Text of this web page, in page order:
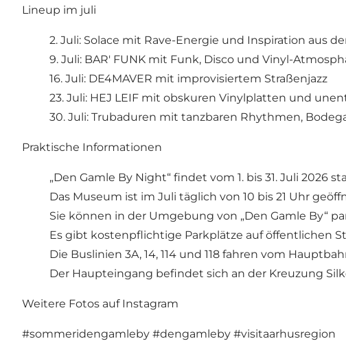
Lineup im juli
2. Juli: Solace mit Rave-Energie und Inspiration aus
9. Juli: BAR' FUNK mit Funk, Disco und Vinyl-
16. Juli: DE4MAVER mit improvisiertem Straßenjazz
23. Juli: HEJ LEIF mit obskuren Vinylplatten und
30. Juli: Trubaduren mit tanzbaren Rhythmen,
Praktische Informationen
„Den Gamle By Night“ findet vom 1. bis 31. Juli 2026
Das Museum ist im Juli täglich von 10 bis 21 Uhr
Sie können in der Umgebung von „Den Gamle By“
Es gibt kostenpflichtige Parkplätze auf öffentlichen
Die Buslinien 3A, 14, 114 und 118 fahren vom
Der Haupteingang befindet sich an der Kreuzung
Weitere Fotos auf Instagram
#sommeridengamleby #dengamleby #visitaarhusregion